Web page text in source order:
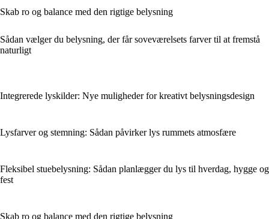
Skab ro og balance med den rigtige belysning
Sådan vælger du belysning, der får soveværelsets farver til at fremstå
naturligt
Integrerede lyskilder: Nye muligheder for kreativt belysningsdesign
Lysfarver og stemning: Sådan påvirker lys rummets atmosfære
Fleksibel stuebelysning: Sådan planlægger du lys til hverdag, hygge og
fest
Skab ro og balance med den rigtige belysning